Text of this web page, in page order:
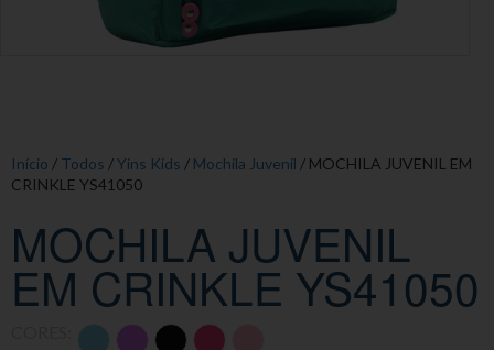
Início / Todos /Yins Kids / Mochila Juvenil / MOCHILA JUVENIL EM
CRINKLE YS41050
MOCHILA JUVENIL
EM CRINKLE YS41050